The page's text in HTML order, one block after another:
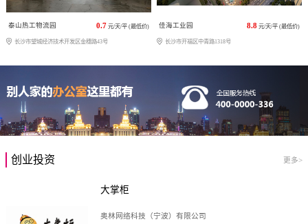
泰山热工物流园 0.7 元/天/平 (最低价)
长沙市望城经济技术开发区金穗路43号
佳海工业园 8.8 元/天/平 (最低价)
长沙市开福区中青路1318号
创业投资 更多>
大掌柜
奥林网络科技（宁波）有限公司